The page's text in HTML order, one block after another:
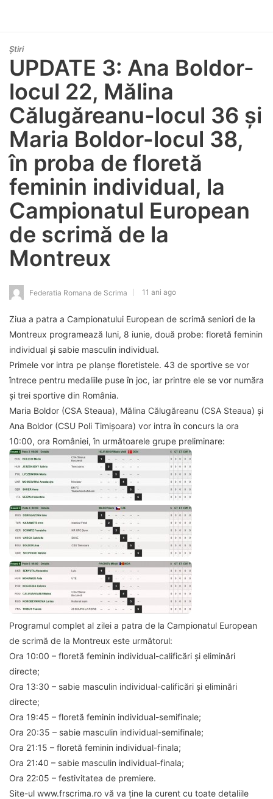
Știri
UPDATE 3: Ana Boldor-
locul 22, Mălina
Călugăreanu-locul 36 și
Maria Boldor-locul 38,
în proba de floretă
feminin individual, la
Campionatul European
de scrimă de la
Montreux
Federatia Romana de Scrima 11 ani ago
Ziua a patra a Campionatului European de scrimă seniori de la
Montreux programează luni, 8 iunie, două probe: floretă feminin
individual și sabie masculin individual.
Primele vor intra pe planșe floretistele. 43 de sportive se vor
întrece pentru medaliile puse în joc, iar printre ele se vor număra
și trei sportive din România.
Maria Boldor (CSA Steaua), Mălina Călugăreanu (CSA Steaua) și
Ana Boldor (CSU Poli Timișoara) vor intra în concurs la ora
10:00, ora României, în următoarele grupe preliminare:
Programul complet al zilei a patra de la Campionatul European
de scrimă de la Montreux este următorul:
Ora 10:00 – floretă feminin individual-calificări și eliminări
directe;
Ora 13:30 – sabie masculin individual-calificări și eliminări
directe;
Ora 19:45 – floretă feminin individual-semifinale;
Ora 20:35 – sabie masculin individual-semifinale;
Ora 21:15 – floretă feminin individual-finala;
Ora 21:40 – sabie masculin individual-finala;
Ora 22:05 – festivitatea de premiere.
Site-ul www.frscrima.ro vă va ține la curent cu toate detaliile